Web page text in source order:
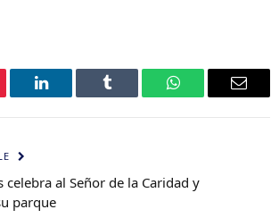
LinkedIn Tumblr WhatsAppEmail
celebra al Señor de la Caridad y
parque